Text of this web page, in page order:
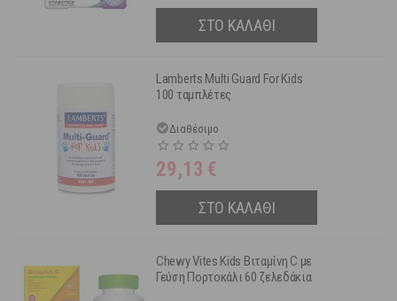
ΣΤΟ ΚΑΛΑΘΙ
Lamberts Multi Guard For Kids
100 ταμπλέτες
Διαθέσιμο
29,13 €
ΣΤΟ ΚΑΛΑΘΙ
Chewy Vites Kids Βιταμίνη C με
Γεύση Πορτοκάλι 60 ζελεδάκια